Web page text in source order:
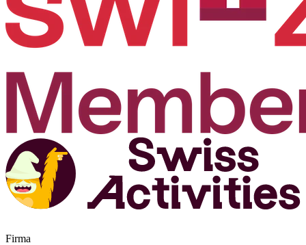
Firma